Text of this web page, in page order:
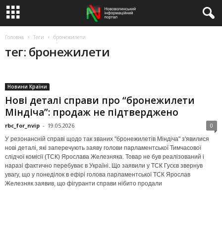
Головна Теги бронежилети
тег: бронежилети
Новини Країни
Нові деталі справи про “бронежилети
Міндіча”: продаж не підтверджено
rbc_for_nvip - 19.05.2026 0
У резонансній справі щодо так званих "бронежилетів Міндіча" з'явилися
нові деталі, які заперечують заяву голови парламентської Тимчасової
слідчої комісії (ТСК) Ярослава Железняка. Товар не був реалізований і
наразі фактично перебуває в Україні. Що заявили у ТСК Гусєв звернув
увагу, що у понеділок в ефірі голова парламентської ТСК Ярослав
Железняк заявив, що фігуранти справи нібито продали